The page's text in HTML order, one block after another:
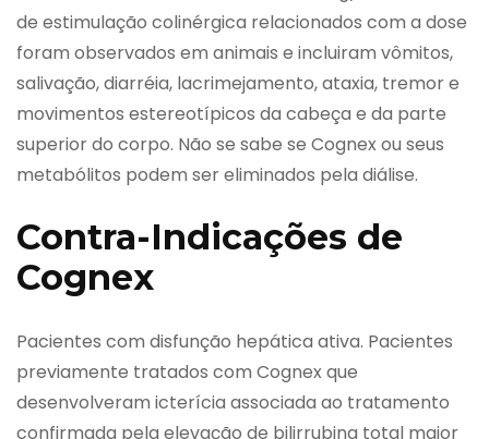
de estimulação colinérgica relacionados com a dose
foram observados em animais e incluiram vômitos,
salivação, diarréia, lacrimejamento, ataxia, tremor e
movimentos estereotípicos da cabeça e da parte
superior do corpo. Não se sabe se Cognex ou seus
metabólitos podem ser eliminados pela diálise.
Contra-Indicações de
Cognex
Pacientes com disfunção hepática ativa. Pacientes
previamente tratados com Cognex que
desenvolveram icterícia associada ao tratamento
confirmada pela elevação de bilirrubina total maior